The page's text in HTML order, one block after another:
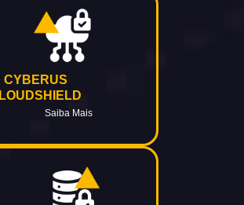
CYBERUS
Saiba Mais